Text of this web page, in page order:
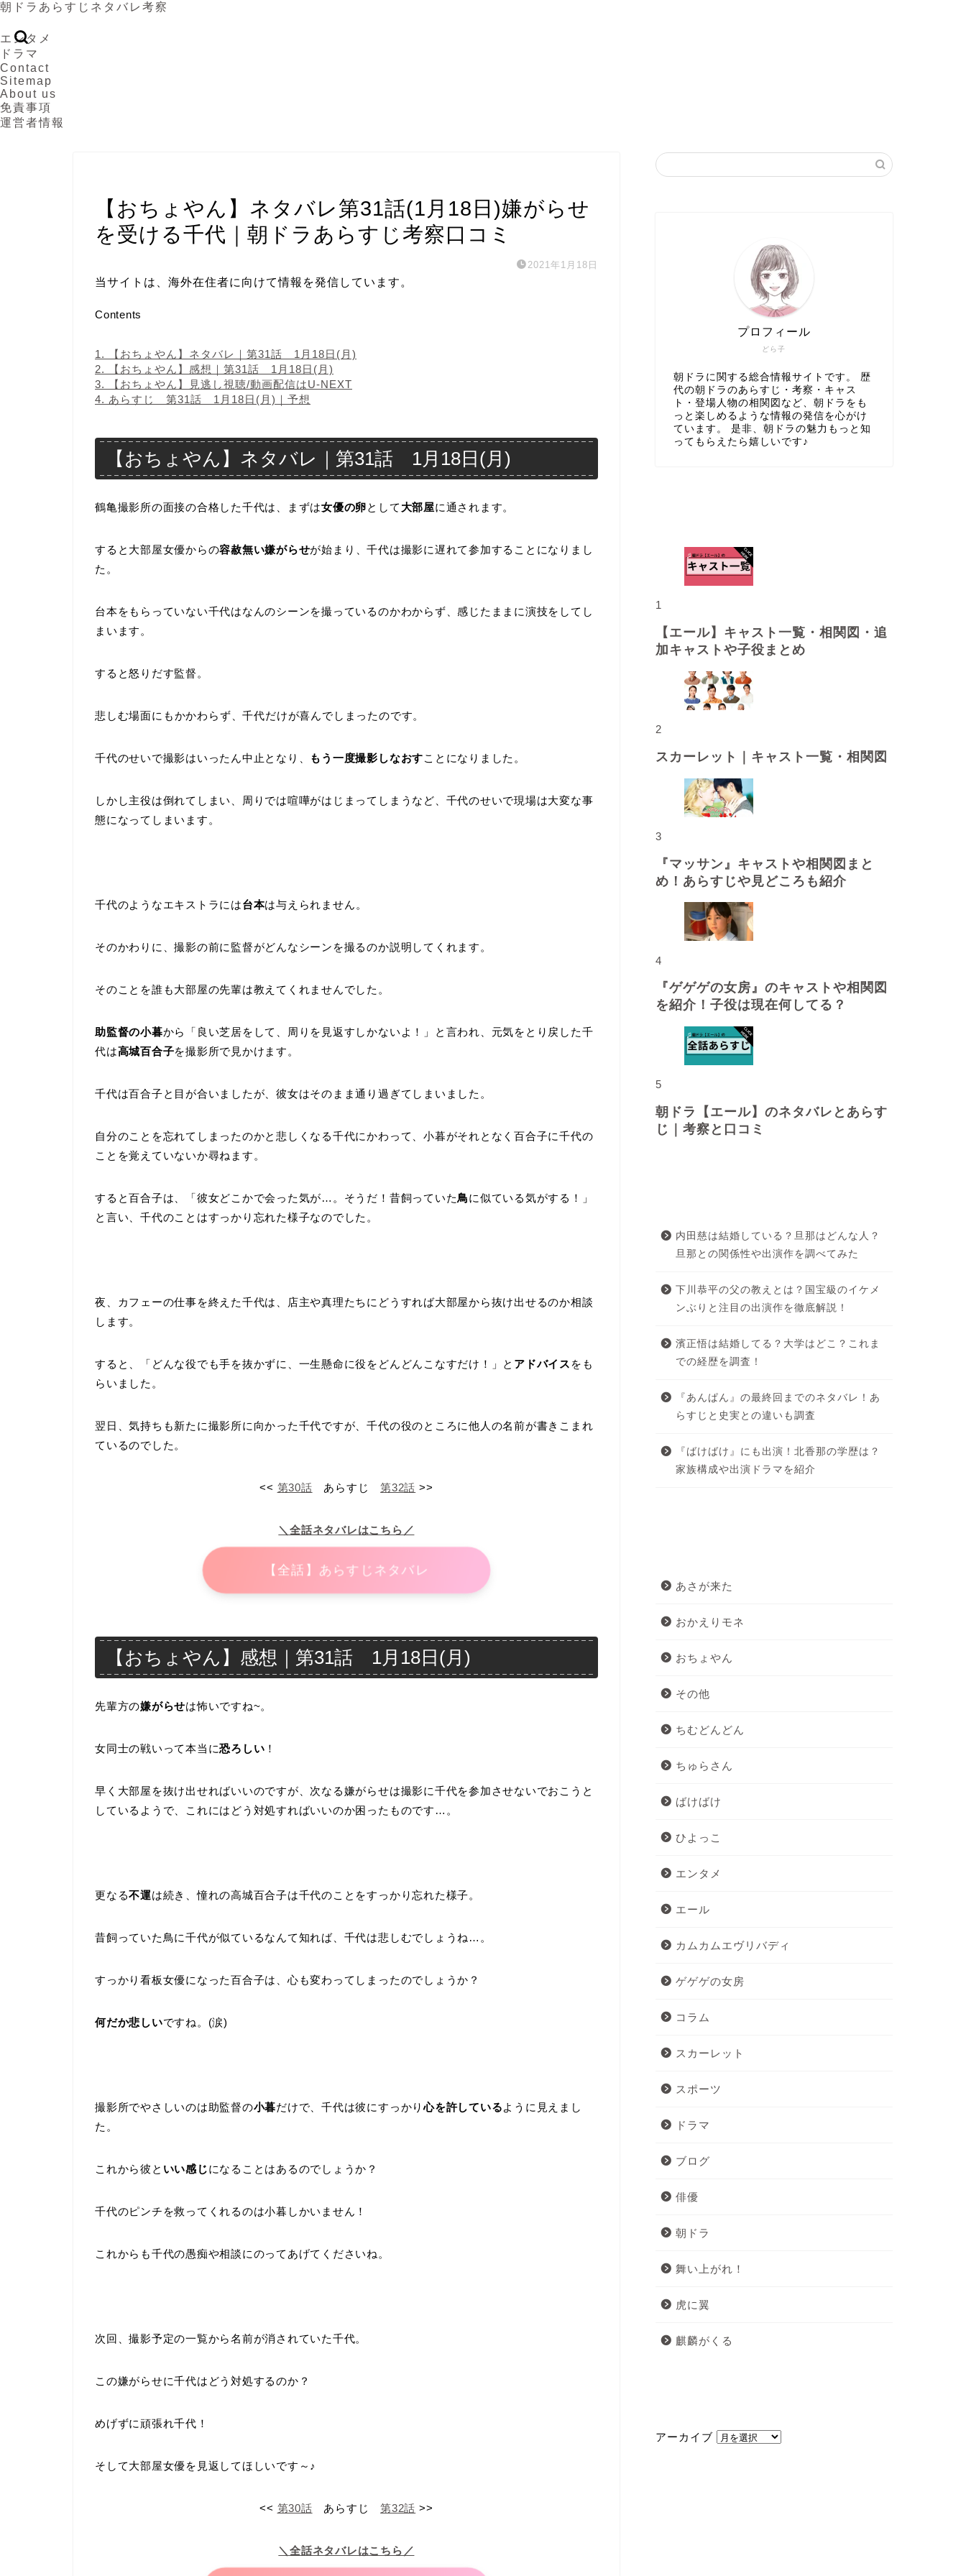
朝ドラあらすじネタバレ考察
エンタメ
ドラマ
Contact
Sitemap
About us
免責事項
運営者情報
【おちょやん】ネタバレ第31話(1月18日)嫌がらせ
を受ける千代｜朝ドラあらすじ考察口コミ
2021年1月18日
当サイトは、海外在住者に向けて情報を発信しています。
Contents
1.
【おちょやん】ネタバレ｜第31話 1月18日(月)
2.
【おちょやん】感想｜第31話 1月18日(月)
3.
【おちょやん】見逃し視聴/動画配信はU-NEXT
4. あらすじ 第31話 1月18日(月)｜予想
【おちょやん】ネタバレ｜第31話 1月18日(月)
鶴亀撮影所の面接の合格した千代は、まずは女優の卵として 大部屋に通されます。
すると大部屋女優からの容赦無い嫌がらせが始まり、千代は撮影に遅れて参加することになりまし
た。
台本をもらっていない千代はなんのシーンを撮っているのかわからず、感じたままに演技をしてし
まいます。
すると怒りだす監督。
悲しむ場面にもかかわらず、千代だけが喜んでしまったのです。
千代のせいで撮影はいったん中止となり、 もう一度撮影しなおすことになりました。
しかし主役は倒れてしまい、周りでは喧嘩がはじまってしまうなど、千代のせいで現場は大変な事
態になってしまいます。
千代のようなエキストラには台本は与えられません。
そのかわりに、撮影の前に監督がどんなシーンを撮るのか説明してくれます。
そのことを誰も大部屋の先輩は教えてくれませんでした。
助監督の小暮から「良い芝居をして、周りを見返すしかないよ！」と言われ、元気をとり戻した千
代は高城百合子を撮影所で見かけます。
千代は百合子と目が合いましたが、彼女はそのまま通り過ぎてしまいました。
自分のことを忘れてしまったのかと悲しくなる千代にかわって、小暮がそれとなく百合子に千代の
ことを覚えていないか尋ねます。
すると百合子は、「彼女どこかで会った気が…。そうだ！昔飼っていた鳥に似ている気がする！」
と言い、千代のことはすっかり忘れた様子なのでした。
夜、カフェーの仕事を終えた千代は、店主や真理たちにどうすれば大部屋から抜け出せるのか相談
します。
すると、「どんな役でも手を抜かずに、一生懸命に役をどんどんこなすだけ！」と アドバイス をも
らいました。
翌日、気持ちも新たに撮影所に向かった千代ですが、千代の役のところに他人の名前が書きこまれ
ているのでした。
<< 第30話 あらすじ第32話 >>
＼全話ネタバレはこちら／
【全話】あらすじネタバレ
【おちょやん】感想｜第31話 1月18日(月)
先輩方の嫌がらせは怖いですね~。
女同士の戦いって本当に恐ろしい ！
早く大部屋を抜け出せればいいのですが、次なる嫌がらせは撮影に千代を参加させないでおこうと
しているようで、これにはどう対処すればいいのか困ったものです…。
更なる不運は続き、憧れの高城百合子は千代のことをすっかり忘れた様子。
昔飼っていた鳥に千代が似ているなんて知れば、千代は悲しむでしょうね…。
すっかり看板女優になった百合子は、心も変わってしまったのでしょうか？
何だか悲しいですね。(涙)
撮影所でやさしいのは助監督の小暮だけで、千代は彼にすっかり心を許しているように見えまし
た。
これから彼と いい感じになることはあるのでしょうか？
千代のピンチを救ってくれるのは小暮しかいません！
これからも千代の愚痴や相談にのってあげてくださいね。
次回、撮影予定の一覧から名前が消されていた千代。
この嫌がらせに千代はどう対処するのか？
めげずに頑張れ千代！
そして大部屋女優を見返してほしいです～♪
<< 第30話 あらすじ第32話 >>
＼全話ネタバレはこちら／
どら子
プロフィール
朝ドラに関する総合情報サイトです。 歴
代の朝ドラのあらすじ・考察・キャス
ト・登場人物の相関図など、朝ドラをも
っと楽しめるような情報の発信を心がけ
ています。 是非、朝ドラの魅力もっと知
ってもらえたら嬉しいです♪
1
【エール】キャスト一覧・相関図・追
加キャストや子役まとめ
2
スカーレット｜キャスト一覧・相関図
3
『マッサン』キャストや相関図まと
め！あらすじや見どころも紹介
4
『ゲゲゲの女房』のキャストや相関図
を紹介！子役は現在何してる？
5
朝ドラ【エール】のネタバレとあらす
じ｜考察と口コミ
内田慈は結婚している？旦那はどんな人？
旦那との関係性や出演作を調べてみた
下川恭平の父の教えとは？国宝級のイケメ
ンぶりと注目の出演作を徹底解説！
濱正悟は結婚してる？大学はどこ？これま
での経歴を調査！
『あんぱん』の最終回までのネタバレ！あ
らすじと史実との違いも調査
『ばけばけ』にも出演！北香那の学歴は？
家族構成や出演ドラマを紹介
あさが来た
おかえりモネ
おちょやん
その他
ちむどんどん
ちゅらさん
ばけばけ
ひよっこ
エンタメ
エール
カムカムエヴリバディ
ゲゲゲの女房
コラム
スカーレット
スポーツ
ドラマ
ブログ
俳優
朝ドラ
舞い上がれ！
虎に翼
麒麟がくる
アーカイブ